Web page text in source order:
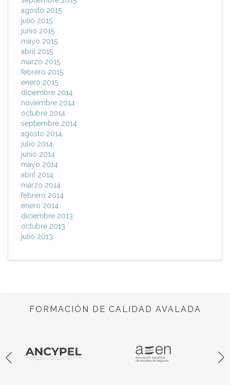
agosto 2015
julio 2015
junio 2015
mayo 2015
abril 2015
marzo 2015
febrero 2015
enero 2015
diciembre 2014
noviembre 2014
octubre 2014
septiembre 2014
agosto 2014
julio 2014
junio 2014
mayo 2014
abril 2014
marzo 2014
febrero 2014
enero 2014
diciembre 2013
octubre 2013
julio 2013
FORMACIÓN DE CALIDAD AVALADA